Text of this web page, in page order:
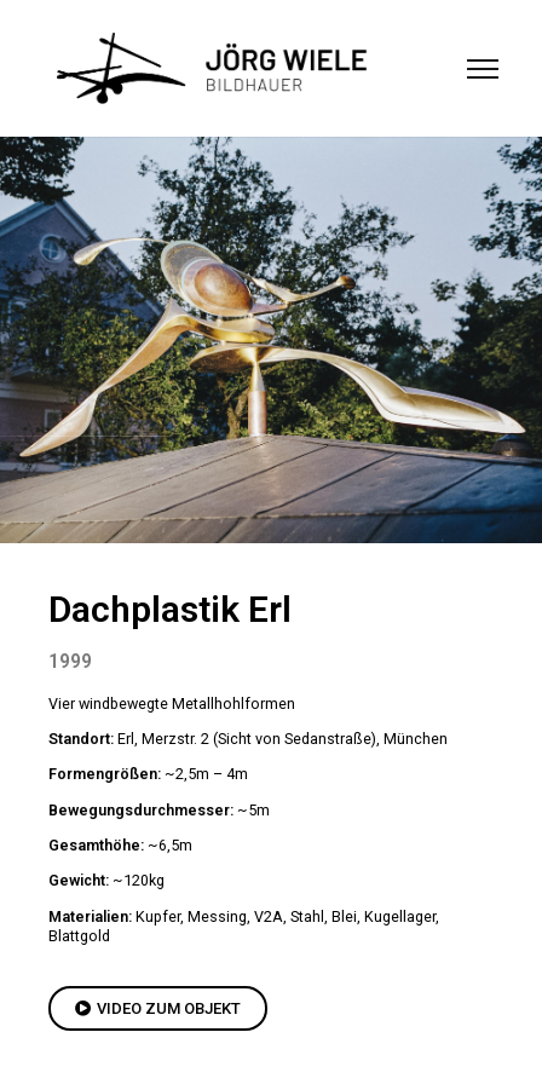
Dachplastik Erl
1999
Vier windbewegte Metallhohlformen
Standort: Erl, Merzstr. 2 (Sicht von Sedanstraße), München
Formengrößen: ~2,5m – 4m
Bewegungsdurchmesser: ~5m
Gesamthöhe: ~6,5m
Gewicht: ~120kg
Materialien: Kupfer, Messing, V2A, Stahl, Blei, Kugellager,
Blattgold
VIDEO ZUM OBJEKT